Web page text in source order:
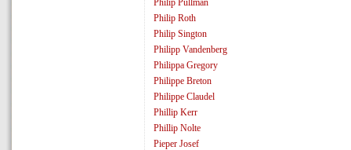
Philip Pullman
Philip Roth
Philip Sington
Philipp Vandenberg
Philippa Gregory
Philippe Breton
Philippe Claudel
Phillip Kerr
Phillip Nolte
Pieper Josef